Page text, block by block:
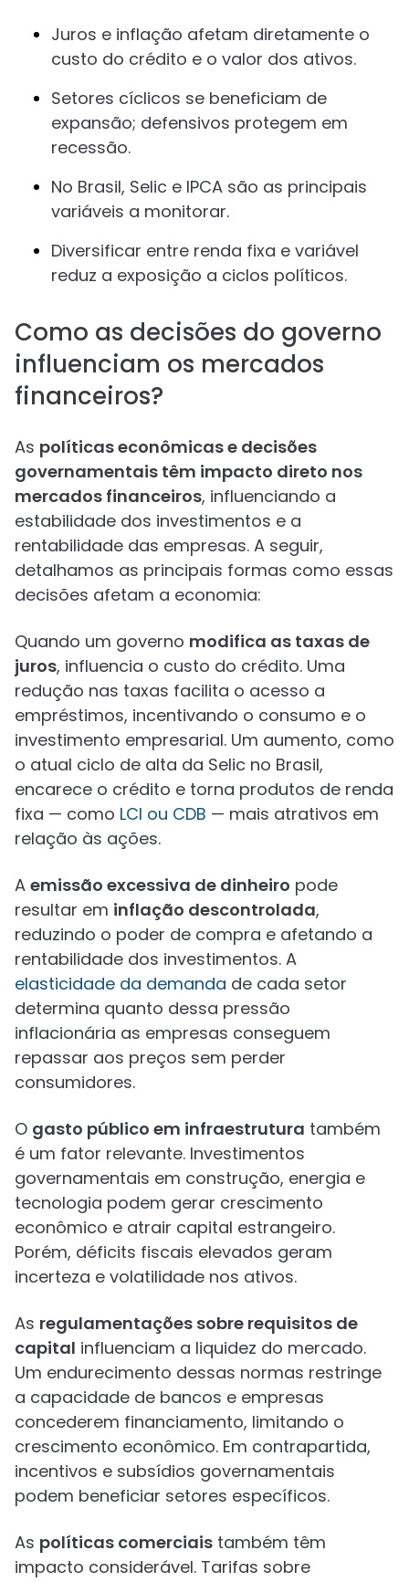
Juros e inflação afetam diretamente o
custo do crédito e o valor dos ativos.
Setores cíclicos se beneficiam de
expansão; defensivos protegem em
recessão.
No Brasil, Selic e IPCA são as principais
variáveis a monitorar.
Diversificar entre renda fixa e variável
reduz a exposição a ciclos políticos.
Como as decisões do governo
influenciam os mercados
financeiros?
As políticas econômicas e decisões
governamentais têm impacto direto nos
mercados financeiros, influenciando a
estabilidade dos investimentos e a
rentabilidade das empresas. A seguir,
detalhamos as principais formas como essas
decisões afetam a economia:
Quando um governo modifica as taxas de
juros, influencia o custo do crédito. Uma
redução nas taxas facilita o acesso a
empréstimos, incentivando o consumo e o
investimento empresarial. Um aumento, como
o atual ciclo de alta da Selic no Brasil,
encarece o crédito e torna produtos de renda
fixa — como LCI ou CDB — mais atrativos em
relação às ações.
A emissão excessiva de dinheiro pode
resultar em inflação descontrolada,
reduzindo o poder de compra e afetando a
rentabilidade dos investimentos. A
elasticidade da demanda de cada setor
determina quanto dessa pressão
inflacionária as empresas conseguem
repassar aos preços sem perder
consumidores.
O gasto público em infraestrutura também
é um fator relevante. Investimentos
governamentais em construção, energia e
tecnologia podem gerar crescimento
econômico e atrair capital estrangeiro.
Porém, déficits fiscais elevados geram
incerteza e volatilidade nos ativos.
As regulamentações sobre requisitos de
capital influenciam a liquidez do mercado.
Um endurecimento dessas normas restringe
a capacidade de bancos e empresas
concederem financiamento, limitando o
crescimento econômico. Em contrapartida,
incentivos e subsídios governamentais
podem beneficiar setores específicos.
As políticas comerciais também têm
impacto considerável. Tarifas sobre